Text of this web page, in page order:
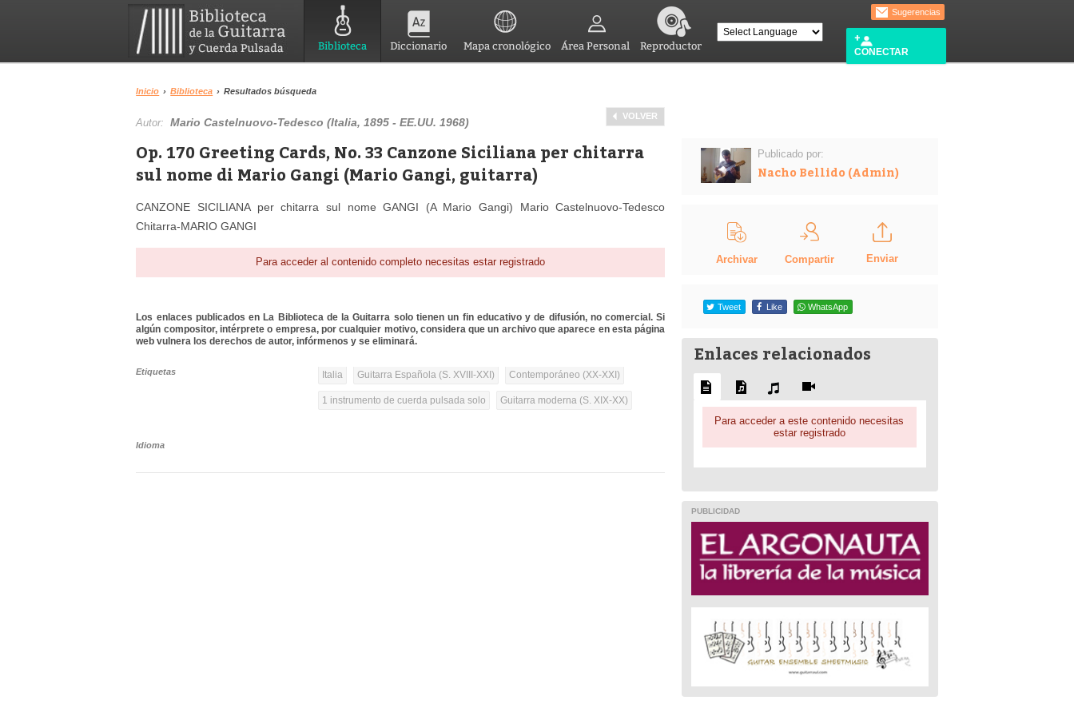
Biblioteca Diccionario Mapa cronológico Área Personal Reproductor
Sugerencias
CONECTAR
Inicio › Biblioteca › Resultados búsqueda
VOLVER
Autor:Mario Castelnuovo-Tedesco (Italia, 1895 - EE.UU. 1968)
Op. 170 Greeting Cards, No. 33 Canzone Siciliana per chitarra
sul nome di Mario Gangi (Mario Gangi, guitarra)
CANZONE SICILIANA per chitarra sul nome GANGI (A Mario Gangi) Mario Castelnuovo-Tedesco
Chitarra-MARIO GANGI
Para acceder al contenido completo necesitas estar registrado
Los enlaces publicados en La Biblioteca de la Guitarra solo tienen un fin educativo y de difusión, no comercial. Si
algún compositor, intérprete o empresa, por cualquier motivo, considera que un archivo que aparece en esta página
web vulnera los derechos de autor, infórmenos y se eliminará.
Etiquetas Italia Guitarra Española (S. XVIII-XXI) Contemporáneo (XX-XXI)
1 instrumento de cuerda pulsada solo Guitarra moderna (S. XIX-XX)
Idioma
Publicado por:
Nacho Bellido (Admin)
Archivar Compartir Enviar
Tweet Like WhatsApp
Enlaces relacionados
Para acceder a este contenido necesitas
estar registrado
PUBLICIDAD